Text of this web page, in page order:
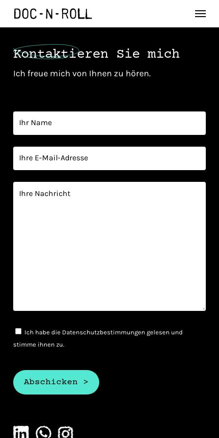
main
Menu
Kontaktieren Sie mich
Ich freue mich von Ihnen zu hören.
Ich habe die Datenschutzbestimmungen gelesen und
stimme ihnen zu.